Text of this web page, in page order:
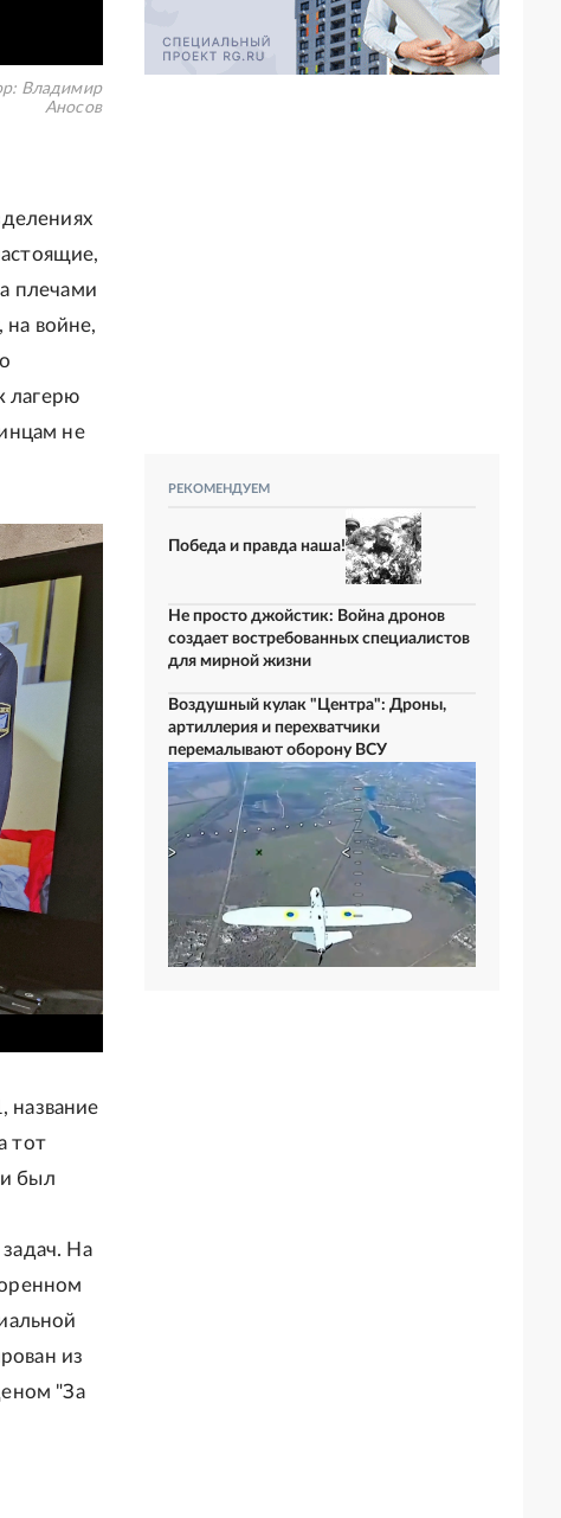
Владимир
Аносов
плечами
на войне,
лагерю
не
название
тот
был
На
из
"За
РЕКОМЕНДУЕМ
Победа и правда наша!
Не просто джойстик: Война дронов
создает востребованных специалистов
для мирной жизни
Воздушный кулак "Центра": Дроны,
артиллерия и перехватчики
перемалывают оборону ВСУ